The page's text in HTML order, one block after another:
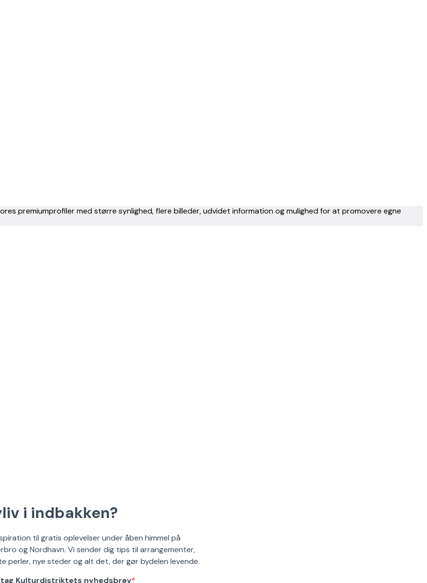
premiumprofiler med større synlighed, flere billeder, udvidet information og mulighed for at promovere egne
i indbakken?
til gratis oplevelser under åben himmel på
og Nordhavn. Vi sender dig tips til arrangementer,
perler, nye steder og alt det, der gør bydelen levende.
Kulturdistriktets nyhedsbrev